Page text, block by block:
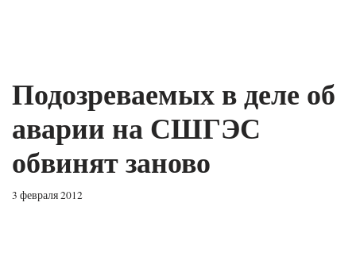
Подозреваемых в деле об
аварии на СШГЭС
обвинят заново
3 февраля 2012